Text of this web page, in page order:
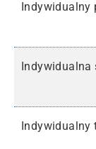
Indywidualny
Indywidualna
Indywidualny